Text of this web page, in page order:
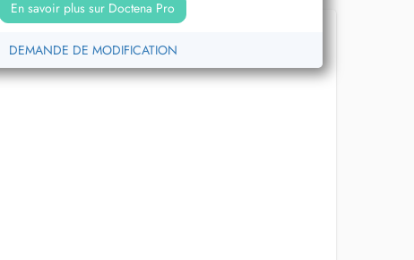
En savoir plus sur Doctena Pro
DEMANDE DE MODIFICATION